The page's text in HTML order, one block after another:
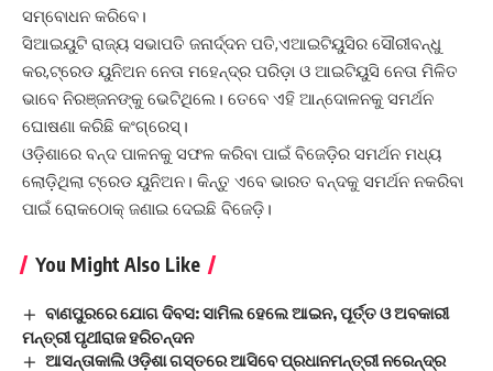
ସମ୍ବୋଧନ କରିବେ।
ସିଆଇୟୁଟି ରାଜ୍ୟ ସଭାପତି ଜନାର୍ଦ୍ଦନ ପତି,ଏଆଇଟିୟୁସିର ସୌରୀବନ୍ଧୁ
କର,ଟ୍ରେଡ ୟୁନିଅନ ନେତା ମହେନ୍ଦ୍ର ପରିଡ଼ା ଓ ଆଇଟିୟୁସି ନେତା ମିଳିତ
ଭାବେ ନିରଞ୍ଜନଙ୍କୁ ଭେଟିଥିଲେ। ତେବେ ଏହି ଆନ୍ଦୋଳନକୁ ସମର୍ଥନ
ଘୋଷଣା କରିଛି କଂଗ୍ରେସ୍।
ଓଡ଼ିଶାରେ ବନ୍ଦ ପାଳନକୁ ସଫଳ କରିବା ପାଇଁ ବିଜେଡ଼ିର ସମର୍ଥନ ମଧ୍ୟ
ଲୋଡ଼ିଥିଲା ଟ୍ରେଡ ୟୁନିଅନ। କିନ୍ତୁ ଏବେ ଭାରତ ବନ୍ଦକୁ ସମର୍ଥନ ନକରିବା
ପାଇଁ ରୋକଠୋକ୍ ଜଣାଇ ଦେଇଛି ବିଜେଡ଼ି।
You Might Also Like
ବାଣପୁରରେ ଯୋଗ ଦିବସ: ସାମିଲ ହେଲେ ଆଇନ, ପୂର୍ତ୍ତ ଓ ଅବକାରୀ
ମନ୍ତ୍ରୀ ପୃଥୀରାଜ ହରିଚନ୍ଦନ
ଆସନ୍ତାକାଲି ଓଡ଼ିଶା ଗସ୍ତରେ ଆସିବେ ପ୍ରଧାନମନ୍ତ୍ରୀ ନରେନ୍ଦ୍ର